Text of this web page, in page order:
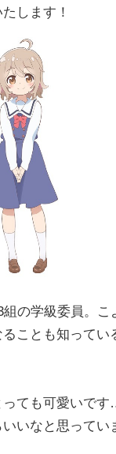
します！
の学級委員。
ことも知ってい
ても可愛いで
いなと思って